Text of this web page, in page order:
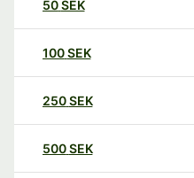
50SEK
100SEK
250SEK
500SEK